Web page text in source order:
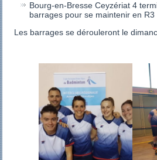
Bourg-en-Bresse Ceyzériat 4
barrages pour se maintenir en R3
Les barrages se dérouleront le